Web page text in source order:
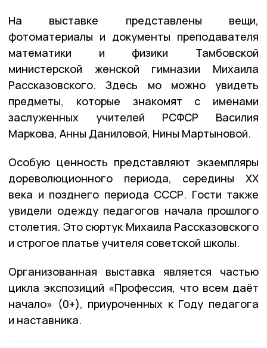
На выставке представлены вещи,
фотоматериалы и документы преподавателя
математики и физики Тамбовской
министерской женской гимназии Михаила
Рассказовского. Здесь мо можно увидеть
предметы, которые знакомят с именами
заслуженных учителей РСФСР Василия
Маркова, Анны Даниловой, Нины Мартыновой.
Особую ценность представляют экземпляры
дореволюционного периода, середины XX
века и позднего периода СССР. Гости также
увидели одежду педагогов начала прошлого
столетия. Это сюртук Михаила Рассказовского
и строгое платье учителя советской школы.
Организованная выставка является частью
цикла экспозиций «Профессия, что всем даёт
начало» (0+), приуроченных к Году педагога
и наставника.